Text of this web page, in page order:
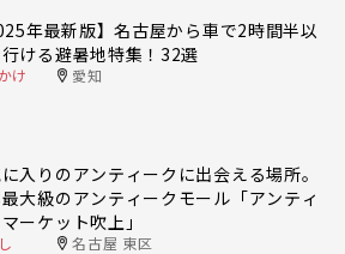
年最新版】名古屋から車で2時間半以
ける避暑地特集！32選
け 愛知
入りのアンティークに出会える場所。
大級のアンティークモール「アンティ
ーケット吹上」
名古屋 東区